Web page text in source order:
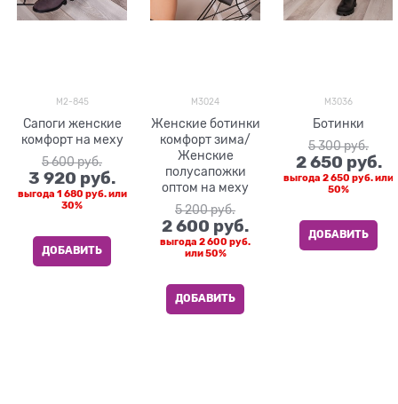
M2-845
Сапоги женские
комфорт на меху
5 600 руб.
3 920 руб.
выгода 1 680 руб.или
30%
ДОБАВИТЬ
M3024
Женские ботинки
комфорт зима/
Женские
полусапожки
оптом на меху
5 200 руб.
2 600 руб.
выгода 2 600 руб.
или50%
ДОБАВИТЬ
M3036
Ботинки
5 300 руб.
2 650 руб.
выгода 2 650 руб.или
50%
ДОБАВИТЬ